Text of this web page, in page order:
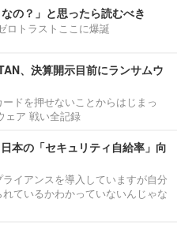
の？」と思ったら読むべき
ロトラストここに爆誕
、決算開示目前にランサムウ
ドを押せないことからはじまっ
ェア 戦い全記録
本の「セキュリティ自給率」向
イアンスを導入していますが自分
ているかわかっていないんじゃな